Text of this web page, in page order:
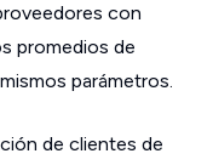
con
promedios de
parámetros.
de clientes de